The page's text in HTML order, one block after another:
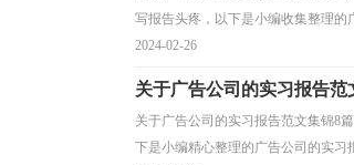
写报告头疼，以下是小编收集整理的
2024-02-26
关于广告公司的实习报告范
关于广告公司的实习报告范文集锦8
下是小编精心整理的广告公司的实习